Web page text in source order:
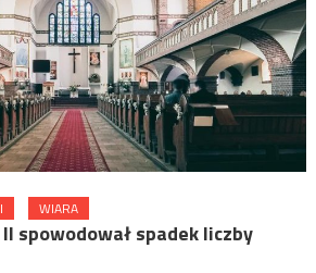
WIARA
spowodował spadek liczby